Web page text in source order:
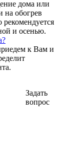
дома или
на обогрев
и осенью.
к Вам и
Задать
вопрос